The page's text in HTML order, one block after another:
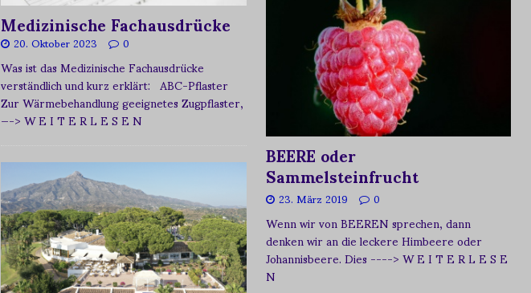
Medizinische Fachausdrücke
20. Oktober 2023 0
Was ist das Medizinische Fachausdrücke
verständlich und kurz erklärt: ABC-Pflaster
Zur Wärmebehandlung geeignetes Zugpflaster,
—-> W E I T E R L E S E N
BEERE oder
Sammelsteinfrucht
23. März 2019 0
Wenn wir von BEEREN sprechen, dann
denken wir an die leckere Himbeere oder
Johannisbeere. Dies----> W E I T E R L E S E
N